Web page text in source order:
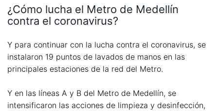
¿Cómo lucha el Metro de Medellín
contra el coronavirus?
Y para continuar con la lucha contra el coronavirus, se
instalaron 19 puntos de lavados de manos en las
principales estaciones de la red del Metro.
Y en las líneas A y B del Metro de Medellín, se
intensificaron las acciones de limpieza y desinfección,